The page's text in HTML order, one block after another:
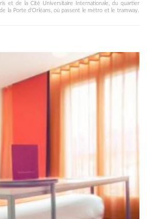
et de la Cité Universitaire Internationale, du quartier
la Porte d'Orléans, où passent le métro et le tramway.